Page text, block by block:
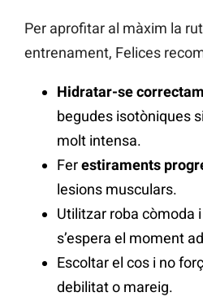
Per aprofitar al màxim la
entrenament, Felices
Hidratar-se
begudes isotòniques
molt intensa.
Ferestiraments
lesions musculars.
Utilitzar roba còmoda
s’espera el moment
Escoltar el cos i no
debilitat o mareig.